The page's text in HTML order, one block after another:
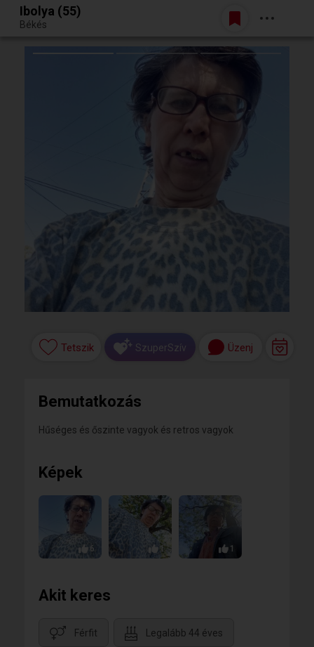
Egy jó randiból bármi lehet.
Belépés
Ibolya (55)
Békés
Tetszik SzuperSzív Üzenj
Bemutatkozás
Hűséges és őszinte vagyok és retros vagyok
Képek
6 1 1
Akit keres
Férfit Legalább 44 éves